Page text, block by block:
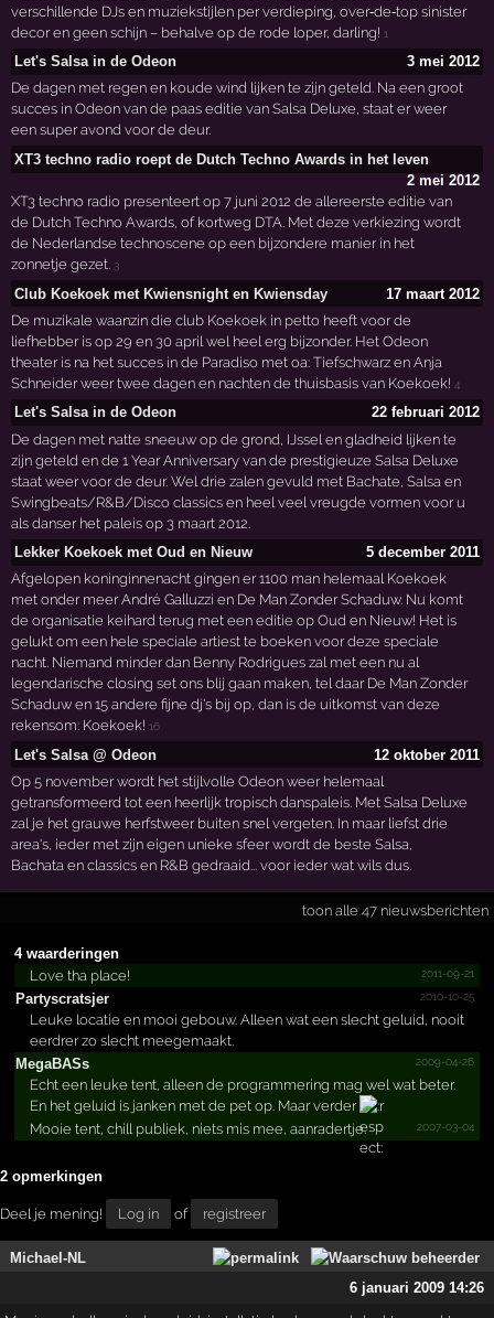
verschillende DJs en muziekstijlen per verdieping, over‐de‐top sinister
decor en geen schijn – behalve op de rode loper, darling!1
Let's Salsa in de Odeon
3 mei 2012
De dagen met regen en koude wind lijken te zijn geteld. Na een groot
succes in Odeon van de paas editie van Salsa Deluxe, staat er weer
een super avond voor de deur.
XT3 techno radio roept de Dutch Techno Awards in het leven
2 mei 2012
XT3 techno radio presenteert op 7 juni 2012 de allereerste editie van
de Dutch Techno Awards, of kortweg DTA. Met deze verkiezing wordt
de Nederlandse technoscene op een bijzondere manier in het
zonnetje gezet. 3
Club Koekoek met Kwiensnight en Kwiensday
17 maart 2012
De muzikale waanzin die club Koekoek in petto heeft voor de
liefhebber is op 29 en 30 april wel heel erg bijzonder. Het Odeon
theater is na het succes in de Paradiso met oa: Tiefschwarz en Anja
Schneider weer twee dagen en nachten de thuisbasis van Koekoek!4
Let's Salsa in de Odeon
22 februari 2012
De dagen met natte sneeuw op de grond, IJssel en gladheid lijken te
zijn geteld en de 1 Year Anniversary van de prestigieuze Salsa Deluxe
staat weer voor de deur. Wel drie zalen gevuld met Bachate, Salsa en
Swingbeats/R&B/Disco classics en heel veel vreugde vormen voor u
als danser het paleis op 3 maart 2012.
Lekker Koekoek met Oud en Nieuw
5 december 2011
Afgelopen koninginnenacht gingen er 1100 man helemaal Koekoek
met onder meer André Galluzzi en De Man Zonder Schaduw. Nu komt
de organisatie keihard terug met een editie op Oud en Nieuw! Het is
gelukt om een hele speciale artiest te boeken voor deze speciale
nacht. Niemand minder dan Benny Rodrigues zal met een nu al
legendarische closing set ons blij gaan maken, tel daar De Man Zonder
Schaduw en 15 andere fijne dj's bij op, dan is de uitkomst van deze
rekensom: Koekoek!16
Let's Salsa @ Odeon
12 oktober 2011
Op 5 november wordt het stijlvolle Odeon weer helemaal
getransformeerd tot een heerlijk tropisch danspaleis. Met Salsa Deluxe
zal je het grauwe herfstweer buiten snel vergeten. In maar liefst drie
area's, ieder met zijn eigen unieke sfeer wordt de beste Salsa,
Bachata en classics en R&B gedraaid... voor ieder wat wils dus.
toon alle 47 nieuwsberichten
4 waarderingen
2011-09-21
Love tha place!
Partys­cratsj­er
2010-10-25
Leuke locatie en mooi gebouw. Alleen wat een slecht geluid, nooit
eerdrer zo slecht meegemaakt.
MegaBASs
2009-04-26
Echt een leuke tent, alleen de programmering mag wel wat beter.
En het geluid is janken met de pet op. Maar verder
2007-03-04
Mooie tent, chill publiek, niets mis mee, aanradertje.
2 opmerkingen
Deel je mening! Log in of registreer
Michael-NL
6 januari 2009 14:26